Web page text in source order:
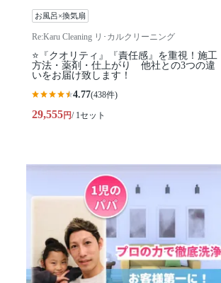
お風呂×換気扇
Re:Karu Cleaning リ･カルクリーニング
⭐『クオリティ』『責任感』を重視！施工
方法・薬剤・仕上がり 他社との3つの違
いをお届け致します！
4.77(438件)
29,555円/ 1セット